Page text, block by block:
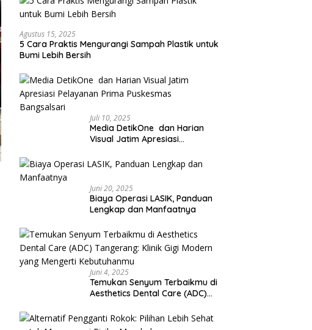
Agustus 15, 2025
5 Cara Praktis Mengurangi Sampah Plastik untuk
Bumi Lebih Bersih
Juli 10, 2025
Media DetikOne dan Harian
Visual Jatim Apresiasi
Bangsalsari
Juni 20, 2025
Biaya Operasi LASIK, Panduan
Lengkap dan Manfaatnya
Juni 4, 2025
Temukan Senyum Terbaikmu di
Aesthetics Dental Care (ADC)
yang Mengerti Kebutuhanmu